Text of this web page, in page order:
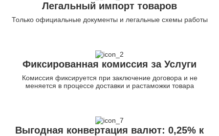
Легальный импорт товаров
Только официальные документы и легальные схемы работы
Фиксированная комиссия за Услуги
Комиссия фиксируется при заключение договора и не
меняется в процессе доставки и растаможки товара
Выгодная конвертация валют: 0,25% к